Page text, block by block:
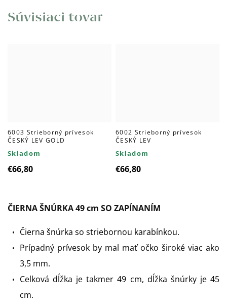
Súvisiaci tovar
6003 Strieborný prívesok
ČESKÝ LEV GOLD
Skladom
€66,80
6002 Strieborný prívesok
ČESKÝ LEV
Skladom
€66,80
ČIERNA ŠNÚRKA 49 cm SO ZAPÍNANÍM
Čierna šnúrka so striebornou karabínkou.
Prípadný prívesok by mal mať očko široké viac ako
3,5 mm.
Celková dĺžka je takmer 49 cm, dĺžka šnúrky je 45
cm.